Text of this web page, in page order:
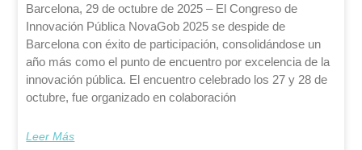
Barcelona, 29 de octubre de 2025 – El Congreso de
Innovación Pública NovaGob 2025 se despide de
Barcelona con éxito de participación, consolidándose un
año más como el punto de encuentro por excelencia de la
innovación pública. El encuentro celebrado los 27 y 28 de
octubre, fue organizado en colaboración
Leer Más